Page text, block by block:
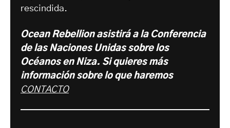
rescindida.
Ocean Rebellion asistirá a la Conferencia
de las Naciones Unidas sobre los
Océanos en Niza. Si quieres más
información sobre lo que haremos
CONTACTO